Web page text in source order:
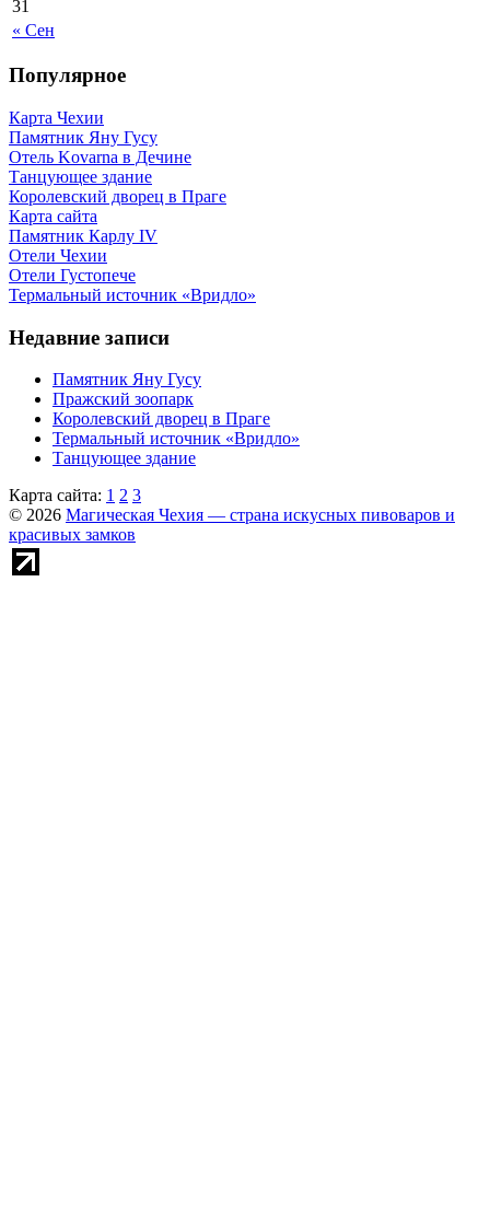
« Сен
31
Популярное
Карта Чехии
Памятник Яну Гусу
Отель Kovarna в Дечине
Танцующее здание
Королевский дворец в Праге
Карта сайта
Памятник Карлу IV
Отели Чехии
Отели Густопече
Термальный источник «Вридло»
Недавние записи
Памятник Яну Гусу
Пражский зоопарк
Королевский дворец в Праге
Термальный источник «Вридло»
Танцующее здание
Карта сайта: 1 2 3
© 2026 Магическая Чехия — страна искусных пивоваров и
красивых замков